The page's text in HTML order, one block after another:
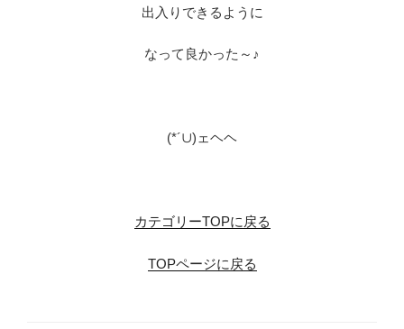
出入りできるように
なって良かった～♪
(*´∪)ェヘヘ
カテゴリーTOPに戻る
TOPページに戻る